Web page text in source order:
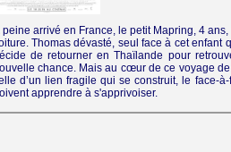
peine arrivé en France, le petit Mapring, 4
Thomas dévasté, seul face à cet enfant
de retourner en Thaïlande pour
chance. Mais au cœur de ce voyage
d’un lien fragile qui se construit, le face-
apprendre à s'apprivoiser.